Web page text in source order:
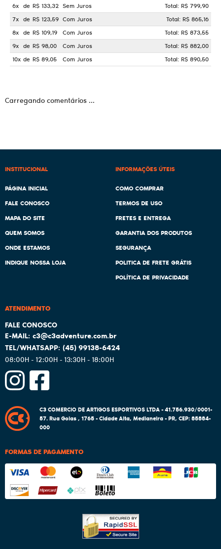
6x de R$ 133,32 Sem Juros
Total: R$ 799,90
7x de R$ 123,59 Com Juros
Total: R$ 865,16
8x de R$ 109,19 Com Juros
Total: R$ 873,55
9x de R$ 98,00 Com Juros
Total: R$ 882,00
10x de R$ 89,05 Com Juros Total: R$ 890,50
Carregando comentários ...
INSTITUCIONAL
PÁGINA INICIAL
FALE CONOSCO
MAPA DO SITE
QUEM SOMOS
ONDE ESTAMOS
INDIQUE NOSSA LOJA
INFORMAÇÕES ÚTEIS
COMO COMPRAR
TERMOS DE USO
FRETES E ENTREGA
GARANTIA DOS PRODUTOS
SEGURANÇA
POLITICA DE FRETE GRÁTIS
POLÍTICA DE PRIVACIDADE
ATENDIMENTO
(45)99138-6424
08:00H - 12:00H - 13:30H - 18:00H
c3@c3adventure.com.br
C3 COMERCIO DE ARTIGOS ESPORTIVOS LTDA - 41.756.930/0001-
57.Rua Goias , 1765-Cidade Alta, Medianeira-PR, CEP: 85884-
000
FORMAS DE PAGAMENTO